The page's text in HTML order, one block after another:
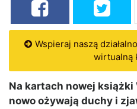
Wspieraj naszą
wirtualną
Na kartach nowej
nowo ożywają duchy i